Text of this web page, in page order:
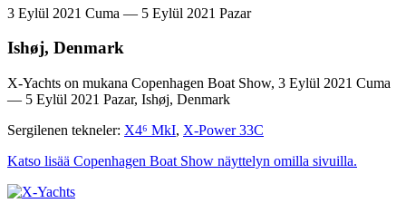
3 Eylül 2021 Cuma — 5 Eylül 2021 Pazar
Ishøj, Denmark
X-Yachts on mukana Copenhagen Boat Show, 3 Eylül 2021 Cuma
— 5 Eylül 2021 Pazar, Ishøj, Denmark
Sergilenen tekneler: X4⁶ MkI, X-Power 33C
Katso lisää Copenhagen Boat Show näyttelyn omilla sivuilla.